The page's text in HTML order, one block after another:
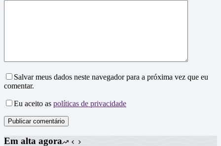
Salvar meus dados neste navegador para a próxima vez que eu
comentar.
Eu aceito as políticas de privacidade
Publicar comentário
Em alta agora